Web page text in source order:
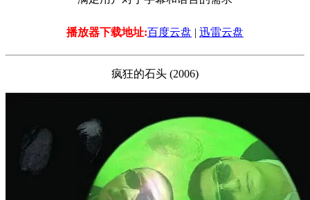
播放器下载地址:百度云盘 | 迅雷云盘
疯狂的石头 (2006)